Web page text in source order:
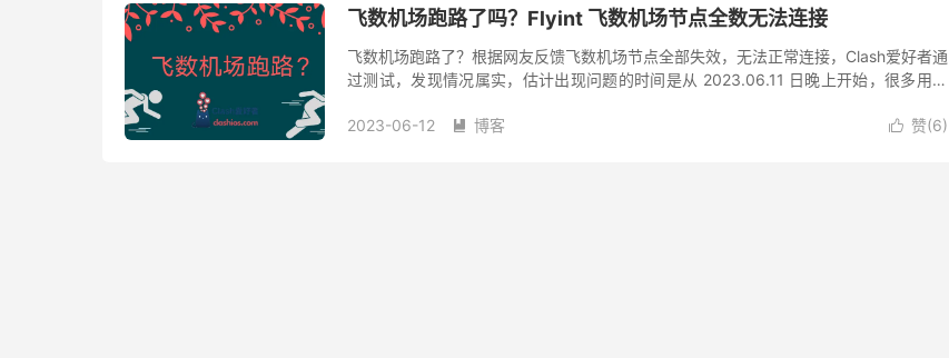
飞数机场跑路了吗？Flyint 飞数机场节点全数无法连接
飞数机场跑路了？根据网友反馈飞数机场节点全部失效，无法正常连接，Clash爱好者通
过测试，发现情况属实，估计出现问题的时间是从 2023.06.11 日晚上开始，很多用户
 赞(6)
2023-06-12  博客